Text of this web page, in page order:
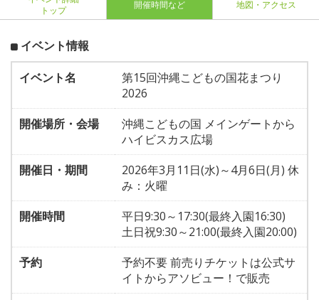
トップ
開催時間など 地図・アクセス
イベント情報
イベント名
第15回沖縄こどもの国花まつり
2026
開催場所・会場
沖縄こどもの国 メインゲートから
ハイビスカス広場
開催日・期間
2026年3月11日(水)～4月6日(月) 休
み：火曜
開催時間
平日9:30～17:30(最終入園16:30)
土日祝9:30～21:00(最終入園20:00)
予約
予約不要 前売りチケットは公式サ
イトからアソビュー！で販売